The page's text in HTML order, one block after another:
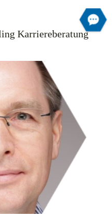
Karriereberatung